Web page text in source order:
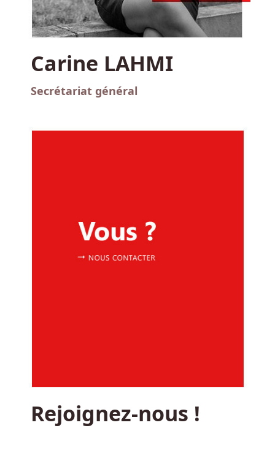
Carine LAHMI
Secrétariat général
Rejoignez-nous !